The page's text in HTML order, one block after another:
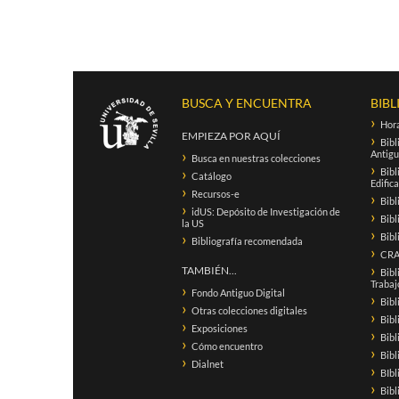
BUSCA Y ENCUENTRA
EMPIEZA POR AQUÍ
Busca en nuestras colecciones
Catálogo
Recursos-e
idUS: Depósito de Investigación de
la US
Bibliografía recomendada
TAMBIÉN...
Fondo Antiguo Digital
Otras colecciones digitales
Exposiciones
Cómo encuentro
Dialnet